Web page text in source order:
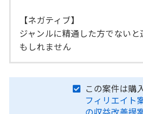
【ネガティブ】
ジャンルに精通した方でない
もしれません
この案件は購
フィリエイト